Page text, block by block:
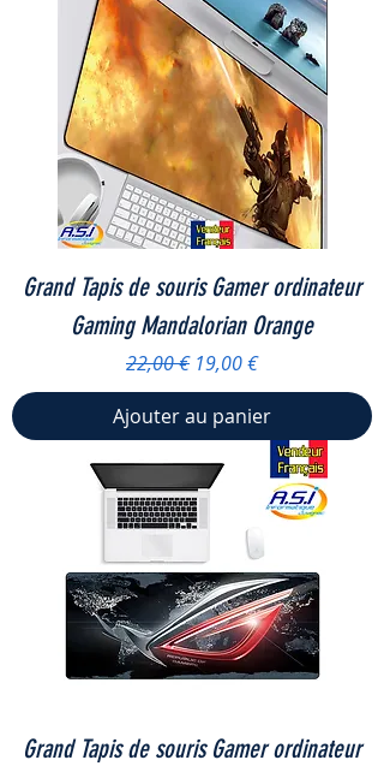
Grand Tapis de souris Gamer ordinateur
Gaming Mandalorian Orange
Prix original
22,00 € Prix promotionnel
19,00 €
Ajouter au panier
Grand Tapis de souris Gamer ordinateur